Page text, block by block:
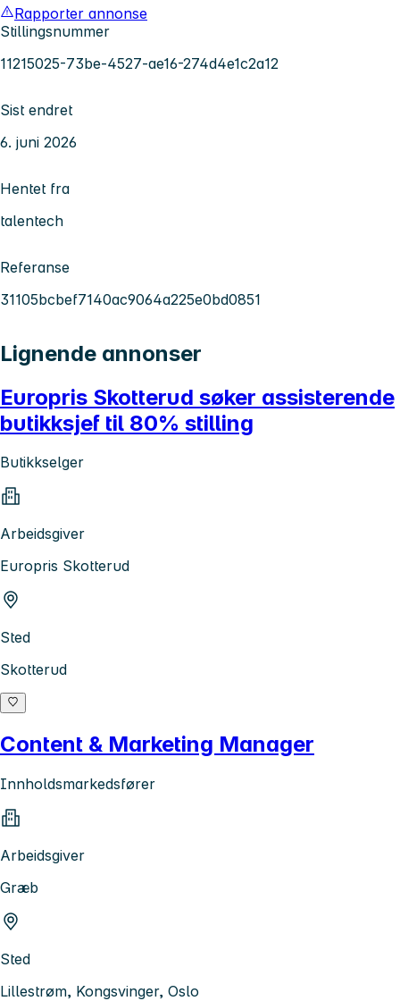
Rapporter annonse
Stillingsnummer
11215025-73be-4527-ae16-274d4e1c2a12
Sist endret
6. juni 2026
Hentet fra
talentech
Referanse
31105bcbef7140ac9064a225e0bd0851
Lignende annonser
Europris Skotterud søker assisterende
butikksjef til 80% stilling
Butikkselger
Arbeidsgiver
Europris Skotterud
Sted
Skotterud
Content & Marketing Manager
Innholdsmarkedsfører
Arbeidsgiver
Græb
Sted
Lillestrøm, Kongsvinger, Oslo